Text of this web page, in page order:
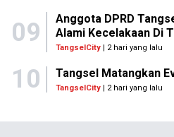
09
Anggota DPRD
Alami Kecelakaan Di
TangselCity| 2 hari yang lalu
10 Tangsel Matangkan
TangselCity | 2 hari yang lalu